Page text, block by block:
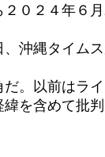
０２４年６月
沖縄タイムス
。以前はライ
を含めて批判